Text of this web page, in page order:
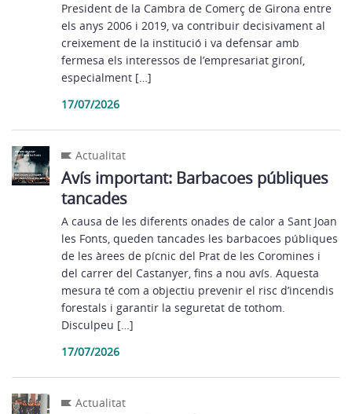
President de la Cambra de Comerç de Girona entre
els anys 2006 i 2019, va contribuir decisivament al
creixement de la institució i va defensar amb
fermesa els interessos de l’empresariat gironí,
especialment […]
17/07/2026
Actualitat
Avís important: Barbacoes públiques
tancades
A causa de les diferents onades de calor a Sant Joan
les Fonts, queden tancades les barbacoes públiques
de les àrees de pícnic del Prat de les Coromines i
del carrer del Castanyer, fins a nou avís. Aquesta
mesura té com a objectiu prevenir el risc d’incendis
forestals i garantir la seguretat de tothom.
Disculpeu […]
17/07/2026
Actualitat